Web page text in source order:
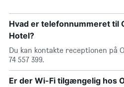
Hvad er telefonnummeret til
Hotel?
Du kan kontakte receptionen på
74 557 399.
Er der Wi-Fi tilgængelig hos